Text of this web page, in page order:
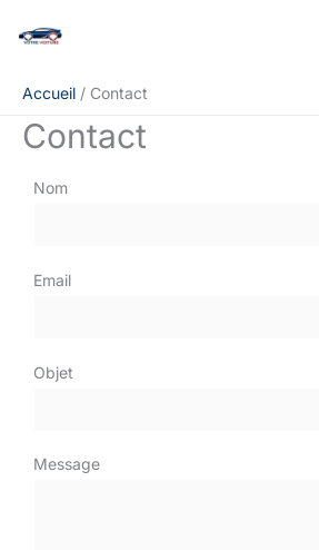
Accueil
Contact
Contact
Nom
Email
Objet
Message